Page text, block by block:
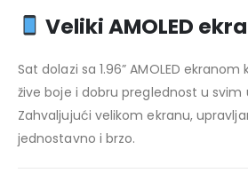
Veliki AMOLED
Sat dolazi sa 1.96” AMOLED
žive boje i dobru preglednost u svim
Zahvaljujući velikom ekranu,
jednostavno i brzo.